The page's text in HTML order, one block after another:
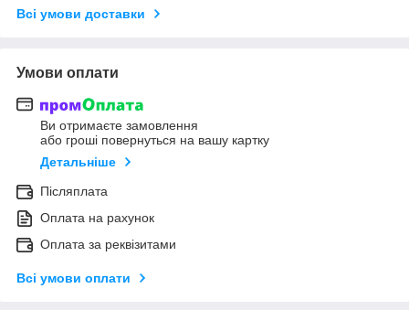
Всі умови доставки
Умови оплати
Ви отримаєте замовлення
або гроші повернуться на вашу картку
Детальніше
Післяплата
Оплата на рахунок
Оплата за реквізитами
Всі умови оплати